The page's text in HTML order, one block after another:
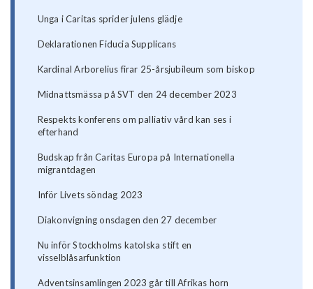
Unga i Caritas sprider julens glädje
Deklarationen Fiducia Supplicans
Kardinal Arborelius firar 25-årsjubileum som biskop
Midnattsmässa på SVT den 24 december 2023
Respekts konferens om palliativ vård kan ses i
efterhand
Budskap från Caritas Europa på Internationella
migrantdagen
Inför Livets söndag 2023
Diakonvigning onsdagen den 27 december
Nu inför Stockholms katolska stift en
visselblåsarfunktion
Adventsinsamlingen 2023 går till Afrikas horn